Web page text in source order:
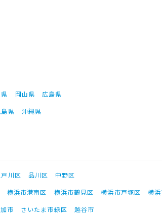
岡山県
広島県
県 沖縄県
川区 品川区
中野区
横浜市港南区 横浜市鶴見区 横浜市戸塚区
横
市 さいたま市緑区
越谷市